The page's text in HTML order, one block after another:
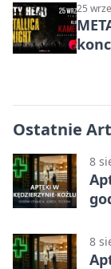
25
Ostatnie
8
8